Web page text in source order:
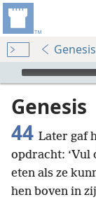
Audio Player
Genesis
44 Later gaf
opdracht: ‘Vul
eten als ze
hen boven in